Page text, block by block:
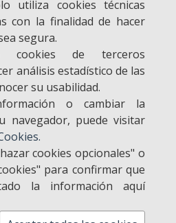
utiliza cookies técnicas
con la finalidad de hacer
segura.
cookies de terceros
análisis estadístico de las
su usabilidad.
o cambiar la
navegador, puede visitar
cookies opcionales" o
para confirmar que
la información aquí
por
los derechos reservados.
Aviso legal
son propiedad de Getty Images.